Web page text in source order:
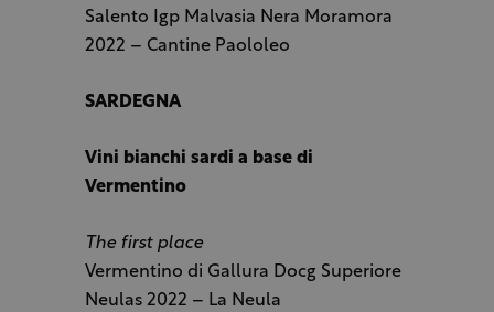
Salento Igp Malvasia Nera Moramora
2022 – Cantine Paololeo
SARDEGNA
Vini bianchi sardi a base di
Vermentino
The first place
Vermentino di Gallura Docg Superiore
Neulas 2022 – La Neula